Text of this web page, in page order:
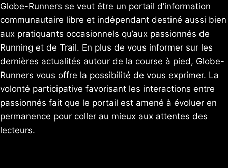
Globe-Runners se veut être un portail d’information
communautaire libre et indépendant destiné aussi bien
aux pratiquants occasionnels qu’aux passionnés de
Running et de Trail. En plus de vous informer sur les
dernières actualités autour de la course à pied, Globe-
Runners vous offre la possibilité de vous exprimer. La
volonté participative favorisant les interactions entre
passionnés fait que le portail est amené à évoluer en
permanence pour coller au mieux aux attentes des
lecteurs.